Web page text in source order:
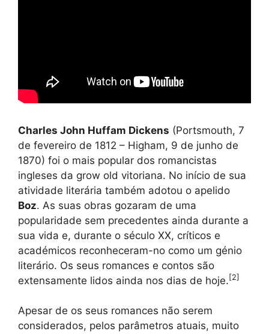
Charles John Huffam Dickens (Portsmouth, 7
de fevereiro de 1812 – Higham, 9 de junho de
1870) foi o mais popular dos romancistas
ingleses da grow old vitoriana. No início de sua
atividade literária também adotou o apelido
Boz. As suas obras gozaram de uma
popularidade sem precedentes ainda durante a
sua vida e, durante o século XX, críticos e
académicos reconheceram-no como um génio
literário. Os seus romances e contos são
extensamente lidos ainda nos dias de hoje. [2]
Apesar de os seus romances não serem
considerados, pelos parâmetros atuais, muito